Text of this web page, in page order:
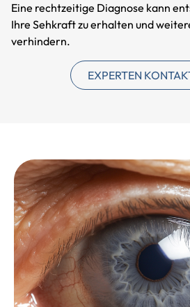
Eine rechtzeitige Diagnose kann
Ihre Sehkraft zu erhalten und
verhindern.
EXPERTEN